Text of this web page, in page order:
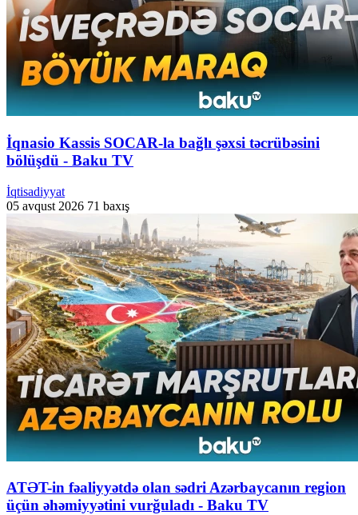
İqnasio Kassis SOCAR-la bağlı şəxsi təcrübəsini
bölüşdü - Baku TV
İqtisadiyyat
05 avqust 2026 71 baxış
ATƏT-in fəaliyyətdə olan sədri Azərbaycanın region
üçün əhəmiyyətini vurğuladı - Baku TV